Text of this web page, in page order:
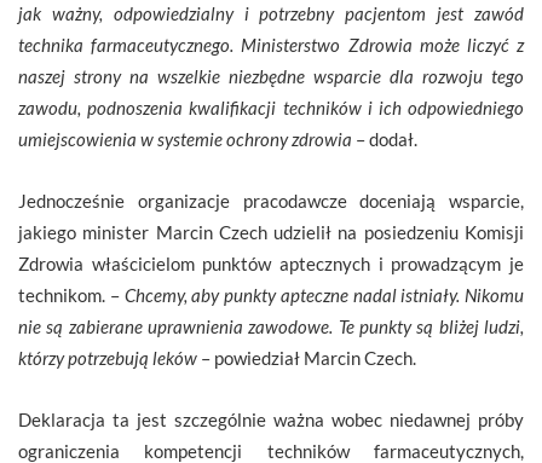
jak ważny, odpowiedzialny i potrzebny pacjentom jest zawód
technika farmaceutycznego. Ministerstwo Zdrowia może liczyć z
naszej strony na wszelkie niezbędne wsparcie dla rozwoju tego
zawodu, podnoszenia kwalifikacji techników i ich odpowiedniego
umiejscowienia w systemie ochrony zdrowia – dodał.
Jednocześnie organizacje pracodawcze doceniają wsparcie,
jakiego minister Marcin Czech udzielił na posiedzeniu Komisji
Zdrowia właścicielom punktów aptecznych i prowadzącym je
technikom. – Chcemy, aby punkty apteczne nadal istniały. Nikomu
nie są zabierane uprawnienia zawodowe. Te punkty są bliżej ludzi,
którzy potrzebują leków – powiedział Marcin Czech.
Deklaracja ta jest szczególnie ważna wobec niedawnej próby
ograniczenia kompetencji techników farmaceutycznych,